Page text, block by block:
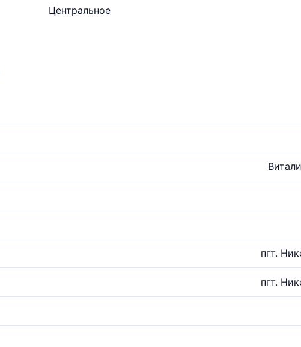
Центральное
пгт.
пгт.